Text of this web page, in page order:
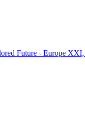
Future - Europe